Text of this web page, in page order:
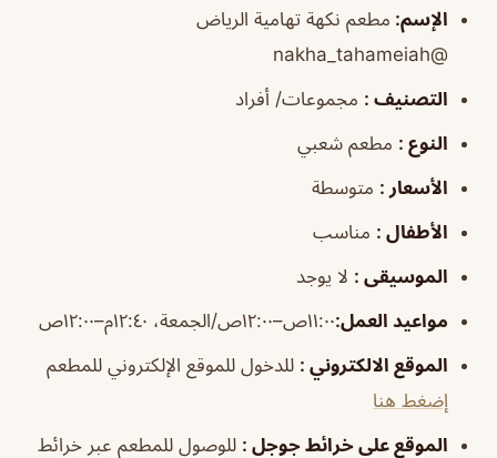
الإسم: مطعم نكهة تهامية الرياض
@nakha_tahameiah
التصنيف : مجموعات/ أفراد
النوع : مطعم شعبي
الأسعار : متوسطة
الأطفال : مناسب
الموسيقى : لا يوجد
مواعيد العمل:١١:٠٠ص–١٢:٠٠ص/الجمعة، ١٢:٤٠م–١٢:٠٠ص
الموقع الالكتروني : للدخول للموقع الإلكتروني للمطعم
إضغط هنا
الموقع على خرائط جوجل : للوصول للمطعم عبر خرائط